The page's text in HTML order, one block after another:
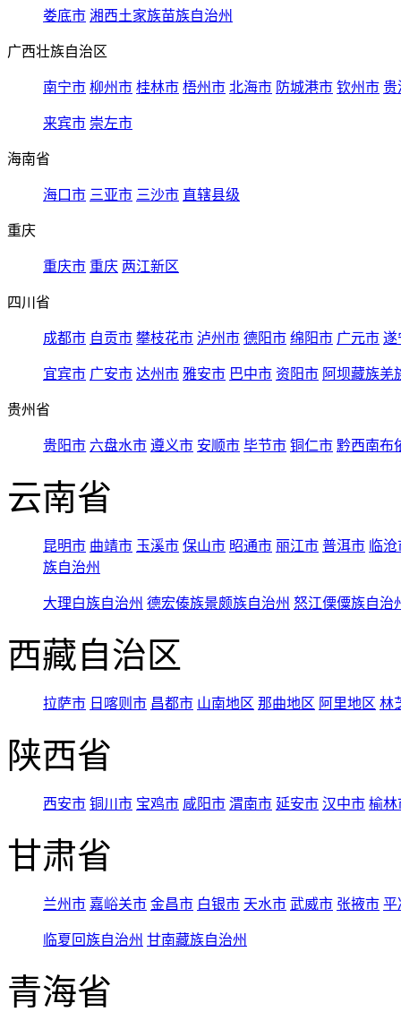
娄底市 湘西土家族苗族自治州
广西壮族自治区
南宁市 柳州市 桂林市 梧州市 北海市 防城港市 钦州市 贵
来宾市 崇左市
海南省
海口市 三亚市 三沙市 直辖县级
重庆
重庆市 重庆 两江新区
四川省
成都市 自贡市 攀枝花市 泸州市 德阳市 绵阳市 广元市 遂
宜宾市 广安市 达州市 雅安市 巴中市 资阳市 阿坝藏族羌
贵州省
贵阳市 六盘水市 遵义市 安顺市 毕节市 铜仁市 黔西南布
云南省
昆明市 曲靖市 玉溪市 保山市 昭通市 丽江市 普洱市 临
族自治州
大理白族自治州 德宏傣族景颇族自治州 怒江傈僳族自治
西藏自治区
拉萨市 日喀则市 昌都市 山南地区 那曲地区 阿里地区 林
陕西省
西安市 铜川市 宝鸡市 咸阳市 渭南市 延安市 汉中市 榆林
甘肃省
兰州市 嘉峪关市 金昌市 白银市 天水市 武威市 张掖市 平
临夏回族自治州 甘南藏族自治州
青海省